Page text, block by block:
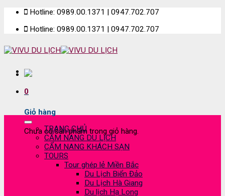
Skip
content
Hotline: 0989.00.1371 | 0947.702.707
Hotline: 0989.00.1371 | 0947.702.707
0
Giỏ hàng
Chưa có sản phẩm trong giỏ hàng.
TRANG CHỦ
CẨM NANG DU LỊCH
CẨM NANG KHÁCH SẠN
TOURS
Tour ghép lẻ Miền Bắc
Du Lịch Biển Đảo
Du Lịch Hà Giang
Du lịch Hạ Long